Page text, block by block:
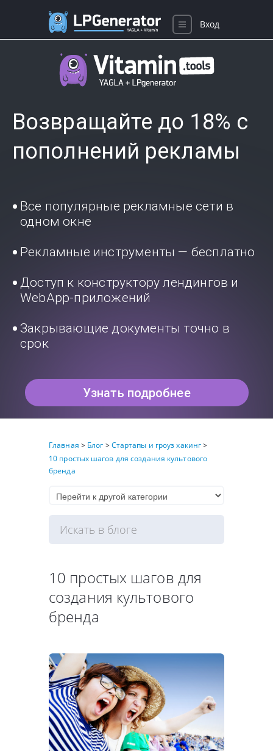
Возвращайте до 18% с
пополнений рекламы
Все популярные рекламные сети в
одном окне
Рекламные инструменты — бесплатно
Доступ к конструктору лендингов и
WebApp-приложений
Закрывающие документы точно в
срок
Узнать подробнее
Главная > Блог >Стартапы и гроуз хакинг>
10 простых шагов для создания культового
бренда
10 простых шагов для
создания культового
бренда
Вход